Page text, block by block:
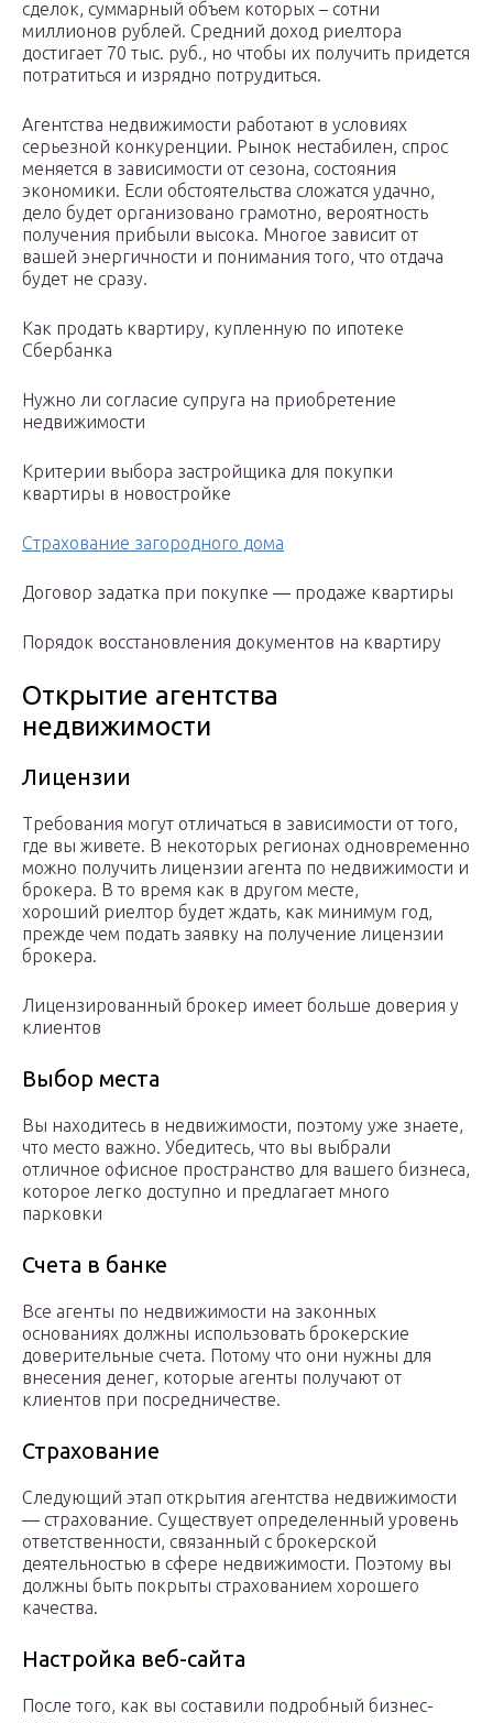
сделок, суммарный объем которых – сотни
миллионов рублей. Средний доход риелтора
достигает 70 тыс. руб., но чтобы их получить придется
потратиться и изрядно потрудиться.
Агентства недвижимости работают в условиях
серьезной конкуренции. Рынок нестабилен, спрос
меняется в зависимости от сезона, состояния
экономики. Если обстоятельства сложатся удачно,
дело будет организовано грамотно, вероятность
получения прибыли высока. Многое зависит от
вашей энергичности и понимания того, что отдача
будет не сразу.
Как продать квартиру, купленную по ипотеке
Сбербанка
Нужно ли согласие супруга на приобретение
недвижимости
Критерии выбора застройщика для покупки
квартиры в новостройке
Страхование загородного дома
Договор задатка при покупке — продаже квартиры
Порядок восстановления документов на квартиру
Открытие агентства
недвижимости
Лицензии
Требования могут отличаться в зависимости от того,
где вы живете. В некоторых регионах одновременно
можно получить лицензии агента по недвижимости и
брокера. В то время как в другом месте,
хороший риелтор будет ждать, как минимум год,
прежде чем подать заявку на получение лицензии
брокера.
Лицензированный брокер имеет больше доверия у
клиентов
Выбор места
Вы находитесь в недвижимости, поэтому уже знаете,
что место важно. Убедитесь, что вы выбрали
отличное офисное пространство для вашего бизнеса,
которое легко доступно и предлагает много
парковки
Счета в банке
Все агенты по недвижимости на законных
основаниях должны использовать брокерские
доверительные счета. Потому что они нужны для
внесения денег, которые агенты получают от
клиентов при посредничестве.
Страхование
Следующий этап открытия агентства недвижимости
— страхование. Существует определенный уровень
ответственности, связанный с брокерской
деятельностью в сфере недвижимости. Поэтому вы
должны быть покрыты страхованием хорошего
качества.
Настройка веб-сайта
После того, как вы составили подробный бизнес-